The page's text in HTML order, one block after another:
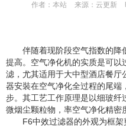
作者： 本站 来源： 云更新
伴随着现阶段空气指数的降
提高。空气净化机的实质是可以
滤，尤其适用于大中型酒店餐
器安裝在空气净化全过程的尾
步。其工艺工作原理是以细玻纤
微烟尘颗粒物，率空气净化精密
F6中效过滤器的外观为框